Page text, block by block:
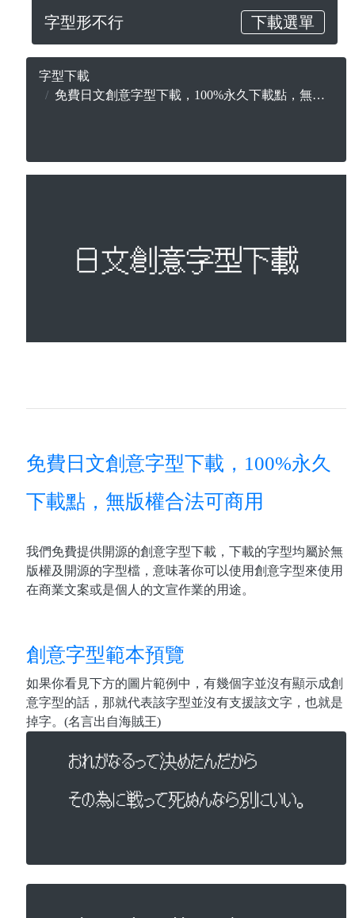
字型形不行 下載選單
字型下載
免費日文創意字型下載，100%永久下載點，無版權合法可商用
免費日文創意字型下載，100%永久
下載點，無版權合法可商用
我們免費提供開源的創意字型下載，下載的字型均屬於無
版權及開源的字型檔，意味著你可以使用創意字型來使用
在商業文案或是個人的文宣作業的用途。
創意字型範本預覽
如果你看見下方的圖片範例中，有幾個字並沒有顯示成創
意字型的話，那就代表該字型並沒有支援該文字，也就是
掉字。(名言出自海賊王)